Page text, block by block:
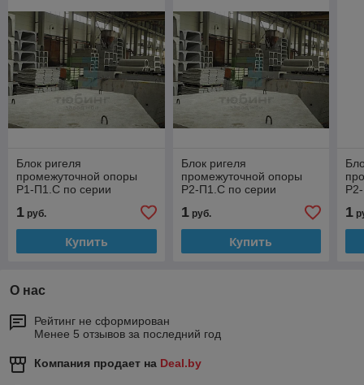
Блок ригеля
промежуточной опоры
Р1-П1.С по серии
1 руб.
Купить
Блок ригеля
промежуточной опоры
Р2-П1.С по серии
1руб.
Купить
1
О нас
Рейтинг не сформирован
Менее 5 отзывов за последний год
Компания продает на Deal.by